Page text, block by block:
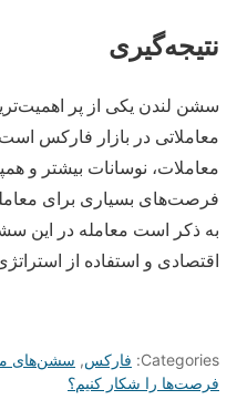
نتیجه‌گیری
سشن لندن یکی از پر
معاملاتی در بازار فارکس
معاملات، نوسانات بیشتر و
فرصت‌های بسیاری برای
به ذکر است معامله در این
اقتصادی و استفاده از
Categories: فارکس, سشن‌های
فرصت‌ها را شکار کنیم؟